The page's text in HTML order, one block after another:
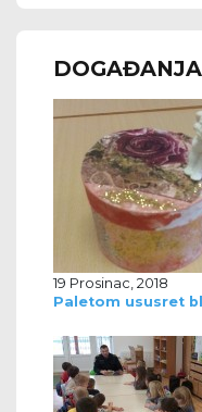
DOGAĐANJA
19 Prosinac, 2018
Paletom ususret